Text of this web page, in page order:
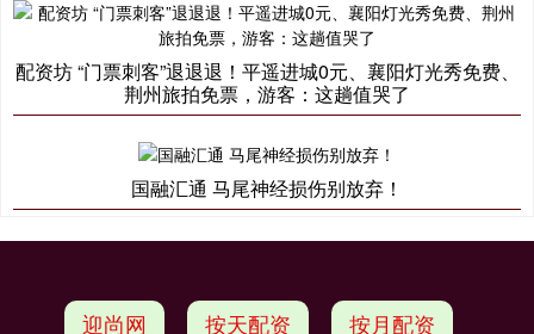
配资坊 “门票刺客”退退退！平遥进城0元、襄阳灯光秀免费、
荆州旅拍免票，游客：这趟值哭了
国融汇通 马尾神经损伤别放弃！
迎尚网 按天配资 按月配资